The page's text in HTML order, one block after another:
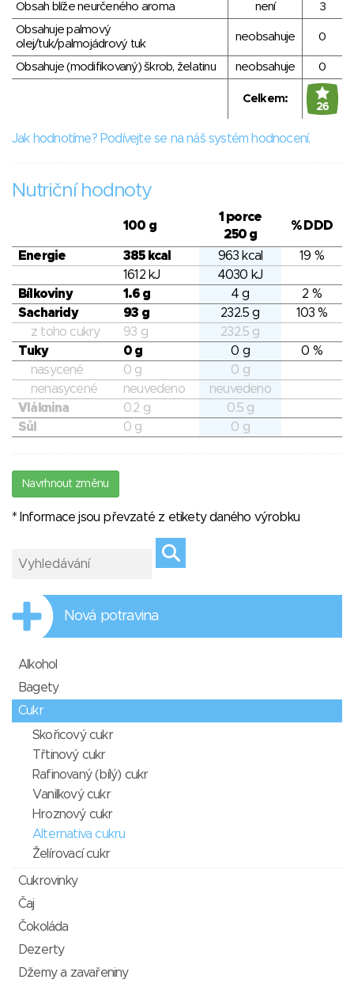
Obsah blíže neurčeného aroma není
3
Obsahuje palmový
olej/tuk/palmojádrový tuk
neobsahuje 0
Obsahuje (modifikovaný) škrob, želatinu neobsahuje 0
Celkem:
26
Jak hodnotíme? Podívejte se na náš systém hodnocení.
Nutriční hodnoty
100 g
1 porce
250 g
% DDD
Energie 385 kcal 963 kcal
19 %
1612 kJ
4030 kJ
Bílkoviny
1.6 g 4 g
2 %
Sacharidy
93 g 232.5 g
103 %
z toho cukry
93 g
232.5 g
Tuky
0 g 0 g
0 %
nasycené
0 g
0 g
nenasycené
neuvedeno
neuvedeno
Vláknina
0.2 g
0.5 g
Sůl
0 g 0 g
Navrhnout změnu
* Informace jsou převzaté z etikety daného výrobku
Nová potravina
Alkohol
Bagety
Cukr
Skořicový cukr
Třtinový cukr
Rafinovaný (bílý) cukr
Vanilkový cukr
Hroznový cukr
Alternativa cukru
Želírovací cukr
Cukrovinky
Čaj
Čokoláda
Dezerty
Džemy a zavařeniny